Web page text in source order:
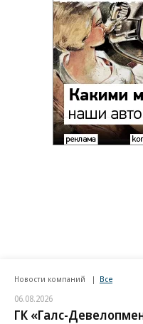
Новости компаний Все
06.08.2026
ГК «Галс-